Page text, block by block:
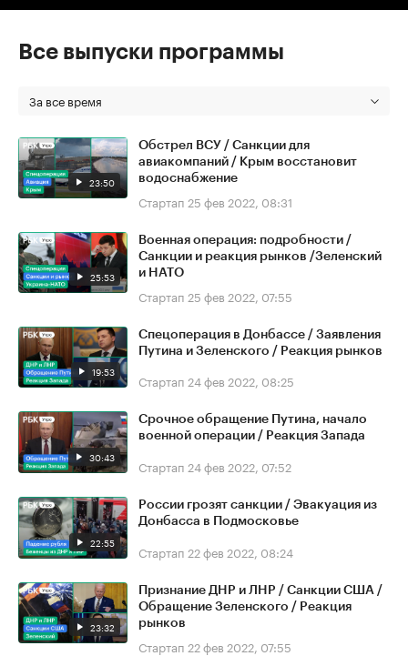
Все выпуски программы
За все время
23:50
Обстрел ВСУ / Санкции для
авиакомпаний / Крым восстановит
водоснабжение
Стартап 25 фев 2022, 08:31
25:53
Военная операция: подробности /
Санкции и реакция рынков /Зеленский
и НАТО
Стартап 25 фев 2022, 07:55
19:53
Спецоперация в Донбассе / Заявления
Путина и Зеленского / Реакция рынков
Стартап 24 фев 2022, 08:25
30:43
Срочное обращение Путина, начало
военной операции / Реакция Запада
Стартап 24 фев 2022, 07:52
22:55
России грозят санкции / Эвакуация из
Донбасса в Подмосковье
Стартап 22 фев 2022, 08:24
23:32
Признание ДНР и ЛНР / Санкции США /
Обращение Зеленского / Реакция
рынков
Стартап 22 фев 2022, 07:55